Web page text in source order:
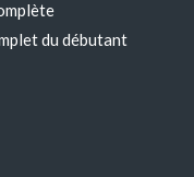
du débutant